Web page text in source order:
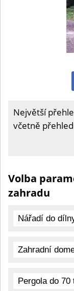
Největší
včetně
Volba
zahradu